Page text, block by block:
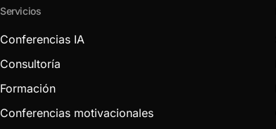
Servicios
Conferencias IA
Consultoría
Formación
Conferencias motivacionales